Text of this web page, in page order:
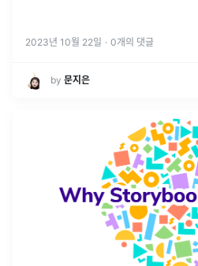
2023년 10월 22일 · 0개의 댓글
by 문지은